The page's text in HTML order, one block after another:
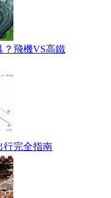
？飛機VS高鐵
完全指南